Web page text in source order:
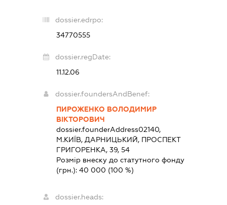
dossier.edrpo:
34770555
dossier.regDate:
11.12.06
dossier.foundersAndBenef:
ПИРОЖЕНКО ВОЛОДИМИР
ВІКТОРОВИЧ
dossier.founderAddress02140,
М.КИЇВ, ДАРНИЦЬКИЙ, ПРОСПЕКТ
ГРИГОРЕНКА, 39, 54
Розмір внеску до статутного фонду
(грн.):40 000 (100 %)
dossier.heads: